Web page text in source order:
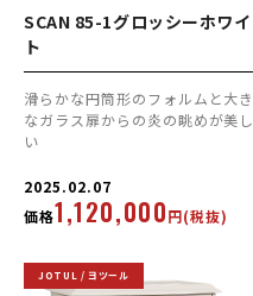
SCAN 85-1グロッシーホワイ
ト
滑らかな円筒形のフォルムと大き
なガラス扉からの炎の眺めが美し
い
2025.02.07
価格1,120,000円(税抜)
JOTUL / ヨツール